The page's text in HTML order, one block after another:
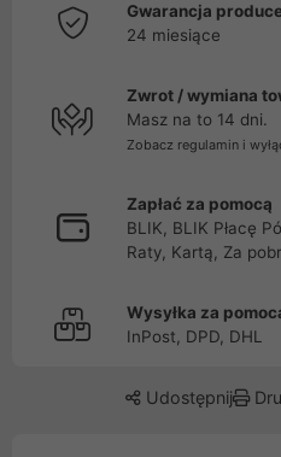
Gwarancja
24 miesiące
Zwrot / wymiana
Masz na to 14 dni.
Zobacz regulamin i
Zapłać za pomocą
BLIK, BLIK Płacę
Raty, Kartą, Za
Wysyłka za
InPost, DPD, DHL
Udostępnij